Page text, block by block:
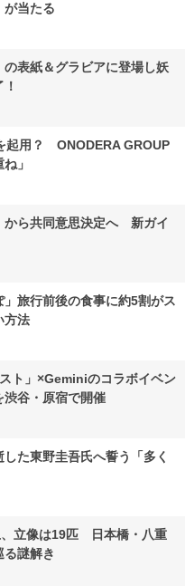
が当たる
表紙＆グラビアに登場し妖
起用？ ONODERA GROUP
」
から共同意思決定へ 新ガイ
」旅行前後の食事に約5割がス
方法
ト」×Geminiのコラボイベン
渋谷・原宿で開催
た東野圭吾氏へ誓う「多く
立像は19匹 日本橋・八重
る謎解き